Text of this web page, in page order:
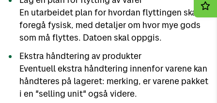
En utarbeidet plan for hvordan flyttingen skal
foregå fysisk, med detaljer om hvor mye gods
som må flyttes. Datoen skal oppgis.
Ekstra håndtering av produkter
Eventuell ekstra håndtering innenfor varene kan
håndteres på lageret: merking, er varene pakket
i en "selling unit" også videre.